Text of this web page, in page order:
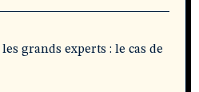
grands experts : le cas de